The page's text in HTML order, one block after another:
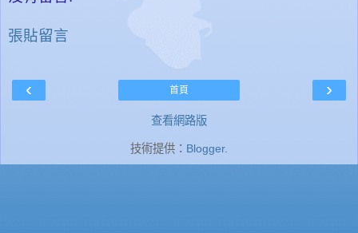
張貼留言
‹ ›
首頁
查看網路版
技術提供： Blogger.